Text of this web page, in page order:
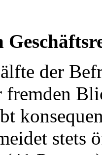
der
stets